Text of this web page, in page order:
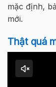
mặc định,
mới.
Thật quá